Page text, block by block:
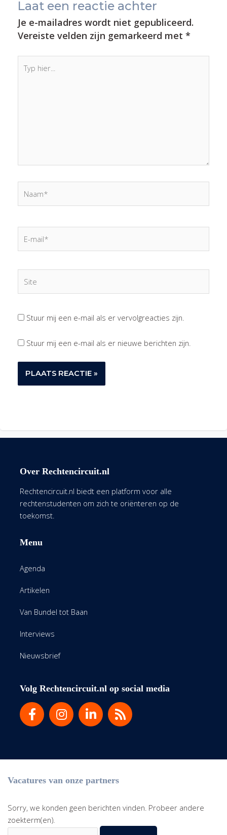
Laat een reactie achter
Je e-mailadres wordt niet gepubliceerd.
Vereiste velden zijn gemarkeerd met *
hier...
mail*
Stuur mij een e-mail als er vervolgreacties zijn.
Stuur mij een e-mail als er nieuwe berichten zijn.
Over Rechtencircuit.nl
Rechtencircuit.nl biedt een platform voor alle
rechtenstudenten om zich te oriënteren op de
toekomst.
Menu
Agenda
Artikelen
Van Bundel tot Baan
Interviews
Nieuwsbrief
Volg Rechtencircuit.nl op social media
Vacatures van onze partners
Sorry, we konden geen berichten vinden. Probeer andere
zoekterm(en).